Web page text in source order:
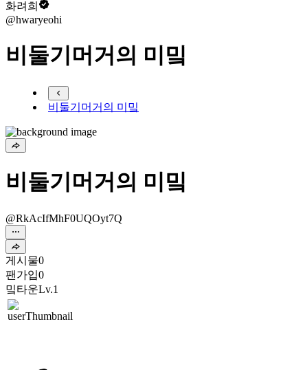
화려희
@hwaryeohi
비둘기머거의 미밐
비둘기머거의 미밐
비둘기머거의 미밐
@RkAcIfMhF0UQOyt7Q
게시물0
팬가입0
밐타운Lv.1